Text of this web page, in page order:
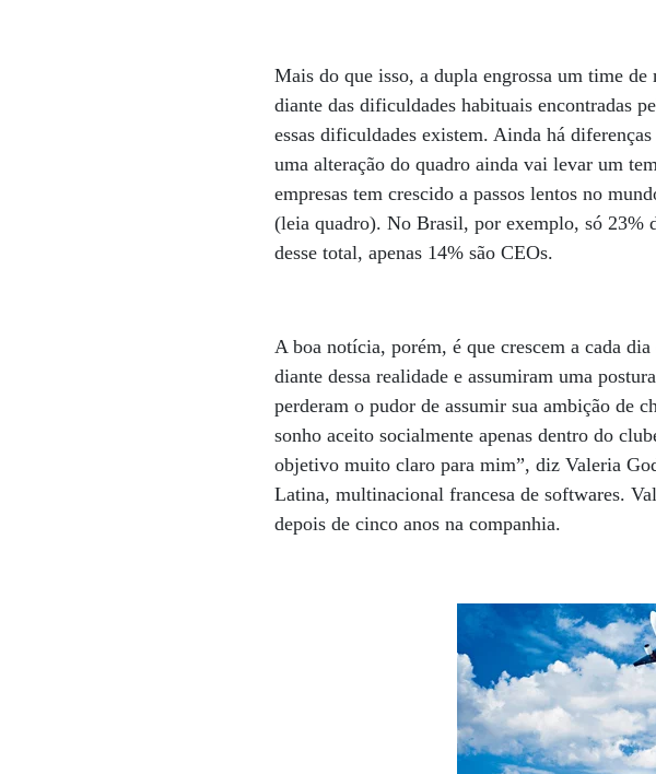
Mais do que isso, a dupla engrossa um time de
diante das dificuldades habituais encontradas
essas dificuldades existem. Ainda há
uma alteração do quadro ainda vai levar um
empresas tem crescido a passos lentos no
(leia quadro). No Brasil, por exemplo, só 23%
desse total, apenas 14% são CEOs.
A boa notícia, porém, é que crescem a cada
diante dessa realidade e assumiram uma
perderam o pudor de assumir sua ambição de
sonho aceito socialmente apenas dentro do
objetivo muito claro para mim”, diz Valeria
Latina, multinacional francesa de softwares.
depois de cinco anos na companhia.